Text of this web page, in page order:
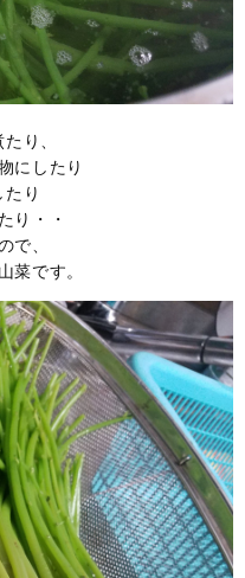
り、
にしたり
り
り・・
で、
菜です。